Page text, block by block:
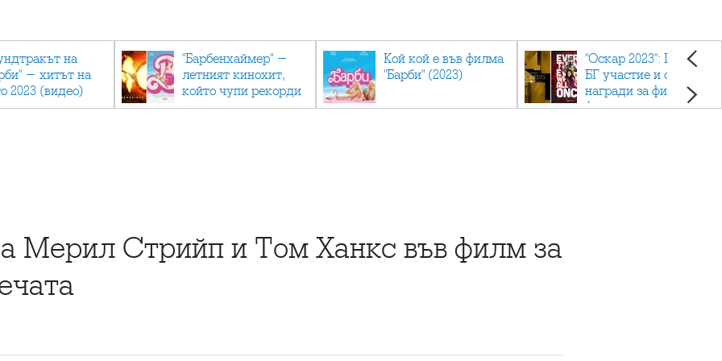
на
- хитът на
2023 (видео)
"Барбенхаймер" -
летният кинохит,
който чупи рекорди
Кой кой е във филма
"Барби" (2023)
"Оскар 2023": Приз с
БГ участие и седем
награди за филма
фаворит
Мерил Стрийп и Том Ханкс във филм за